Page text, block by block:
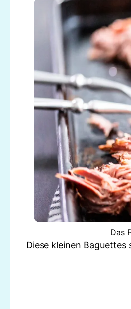
Das
Diese kleinen